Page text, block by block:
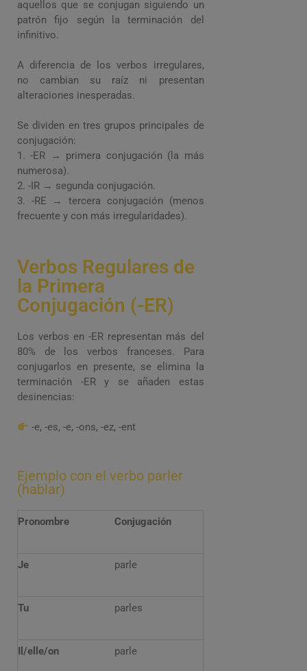
aquellos que se conjugan siguiendo un
patrón fijo según la terminación del
infinitivo.
A diferencia de los verbos irregulares,
no cambian su raíz ni presentan
alteraciones inesperadas.
Se dividen en tres grupos principales de
conjugación:
1. -ER → primera conjugación (la más
numerosa).
2. -IR → segunda conjugación.
3. -RE → tercera conjugación (menos
frecuente y con más irregularidades).
Verbos Regulares de
la Primera
Conjugación (-ER)
Los verbos en -ER representan más del
80% de los verbos franceses. Para
conjugarlos en presente, se elimina la
terminación -ER y se añaden estas
desinencias:
-e, -es, -e, -ons, -ez, -ent
Ejemplo con el verbo parler
(hablar)
Pronombre Conjugación
Je parle
Tu parles
Il/elle/on parle